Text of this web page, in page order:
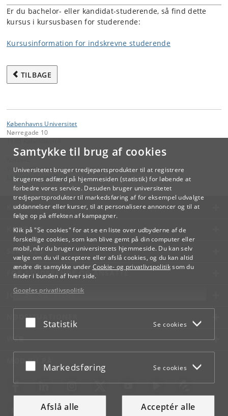
Samtykke til brug af cookies
Universitetet bruger tredjepartsprodukter til at registrere
brugernes adfærd på hjemmesiden (statistik) for løbende at
forbedre vores service. Desuden bruger universitetet
tredjepartsprodukter til markedsføring af for eksempel udvalgte
uddannelser eller kurser, til at personalisere annoncer og til at
følge op på effekten af kampagner.
Klik på "Se cookies" for at se en liste over udbyderne af de
forskellige cookies, som kan blive gemt på din computer eller
mobil, når du bruger universitetets hjemmeside. Du kan selv
vælge om du vil acceptere eller afslå cookies, og du kan altid
ændre dit samtykke under Cookie- og privatlivspolitiksom du
finder i bunden af hver side.
Googles privatlivspolitik
Acceptér eller afslå
Statistik Se cookies
Acceptér eller afslå
Markedsføring Se cookies
Afslå alle Acceptér alle
Er du bachelor- eller kandidat-studerende, så find dette
kursus i kursusbasen for studerende:
Kursusinformation for indskrevne studerende
TILBAGE
Københavns Universitet
Nørregade 10
Videreuddannelse og Livslang Læring
lifelonglearning@adm.ku.dk
KØBENHAVNS UNIVERSITET
KONTAKT
SERVICES
FOR STUDERENDE OG ANSATTE
JOB OG KARRIERE
NØDSITUATIONER
WEB
MØD KU PÅ